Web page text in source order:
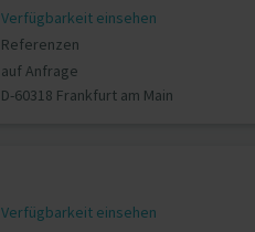
Verfügbarkeit einsehen
Referenzen
auf Anfrage
D-60318 Frankfurt am Main
Verfügbarkeit einsehen